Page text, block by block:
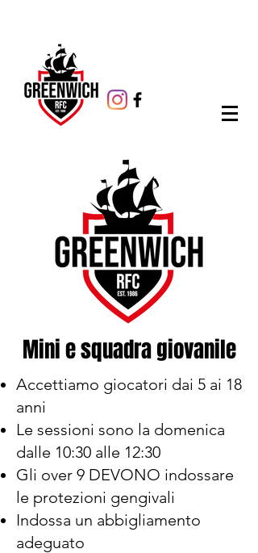
Mini e squadra giovanile
Accettiamo giocatori dai 5 ai 18
anni
Le sessioni sono la domenica
dalle 10:30 alle 12:30
Gli over 9 DEVONO indossare
le protezioni gengivali
Indossa un abbigliamento
adeguato